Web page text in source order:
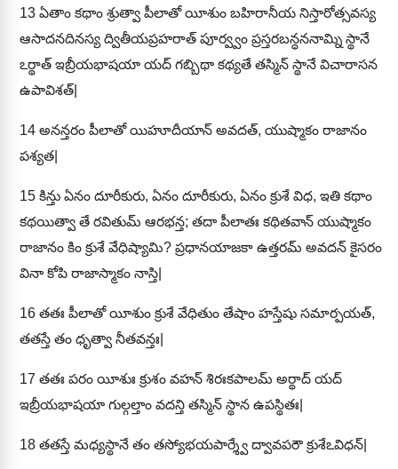
13 ఏతాం కథాం శ్రుత్వా పీలాతో యీశుం బహిరానీయ నిస్తారోత్సవస్య
ఆసాదనదినస్య ద్వితీయప్రహరాత్ పూర్వ్వం ప్రస్తరబన్ధననామ్ని స్థానే
ఽర్థాత్ ఇబ్రీయభాషయా యద్ గబ్బిథా కథ్యతే తస్మిన్ స్థానే విచారాసన
ఉపావిశత్|
14 అనన్తరం పీలాతో యిహూదీయాన్ అవదత్, యుష్మాకం రాజానం
పశ్యత|
15 కిన్తు ఏనం దూరీకురు, ఏనం దూరీకురు, ఏనం క్రుశే విధ, ఇతి కథాం
కథయిత్వా తే రవితుమ్ ఆరభన్త; తదా పీలాతః కథితవాన్ యుష్మాకం
రాజానం కిం క్రుశే వేధిష్యామి? ప్రధానయాజకా ఉత్తరమ్ అవదన్ కైసరం
వినా కోపి రాజాస్మాకం నాస్తి|
16 తతః పీలాతో యీశుం క్రుశే వేధితుం తేషాం హస్తేషు సమార్పయత్,
తతస్తే తం ధృత్వా నీతవన్తః|
17 తతః పరం యీశుః క్రుశం వహన్ శిరఃకపాలమ్ అర్థాద్ యద్
ఇబ్రీయభాషయా గుల్గల్తాం వదన్తి తస్మిన్ స్థాన ఉపస్థితః|
18 తతస్తే మధ్యస్థానే తం తస్యోభయపార్శ్వే ద్వావపరౌ క్రుశేఽవిధన్|